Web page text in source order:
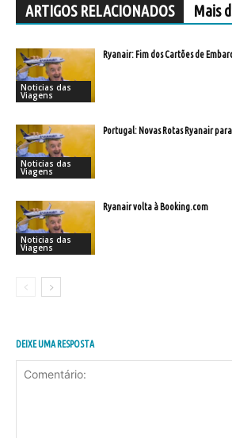
ARTIGOS RELACIONADOS Mais
Noticias das
Viagens
Ryanair: Fim dos Cartões de
Noticias das
Viagens
Portugal: Novas Rotas Ryanair
Noticias das
Viagens
Ryanair volta à Booking.com
DEIXE UMA RESPOSTA